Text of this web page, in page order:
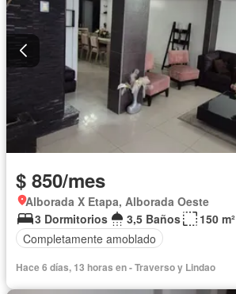
$ 850/mes
Alborada X Etapa, Alborada Oeste
3 Dormitorios
3,5 Baños
150 m²
Completamente amoblado
Hace 6 días, 13 horas en - Traverso y Lindao